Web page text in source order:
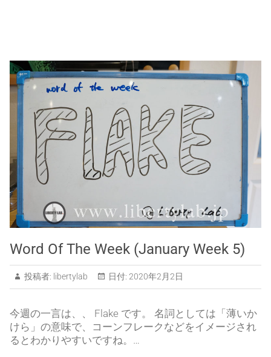
Word Of The Week (January Week 5)
投稿者: libertylab 日付: 2020年2月2日
今週の一言は、、 Flake です。 名詞としては「薄いか
けら」の意味で、コーンフレークなどをイメージされ
るとわかりやすいですね。…